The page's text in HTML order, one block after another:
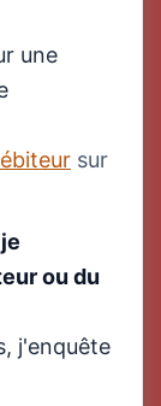
une
sur
ou du
j'enquête